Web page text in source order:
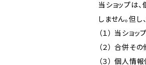
当ショップは
しません。但
（１） 当シ
（２） 合併そ
（３） 個人情